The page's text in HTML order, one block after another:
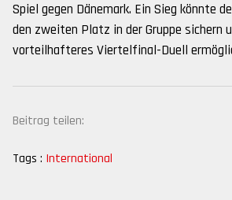
Spiel gegen Dänemark. Ein Sieg könnte
den zweiten Platz in der Gruppe sichern
vorteilhafteres Viertelfinal-Duell
Beitrag teilen:
Tags : International